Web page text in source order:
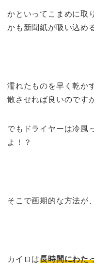
かといってこまめに取
かも新聞紙が吸い込め
濡れたものを早く乾か
散させれば良いのです
でもドライヤーは冷風
よ！？
そこで画期的な方法が、
カイロは長時間にわた